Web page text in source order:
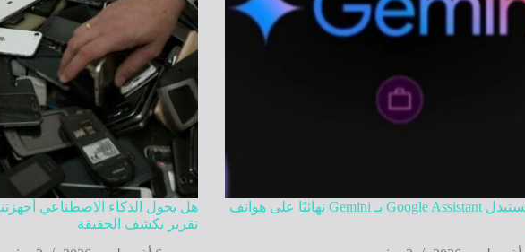
جوجل تستبدل Google Assistant بـ Gemini نهائيًا على هواتف
هل يحول الذكاء الاصطناعي
تقرير يكشف الحقيقة